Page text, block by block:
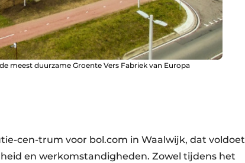
meest duurzame Groente Vers Fabriek van Europa
cen-trum voor bol.com in Waalwijk, dat voldoet
en werkomstandigheden. Zowel tijdens het